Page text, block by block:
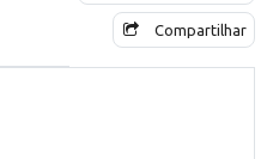
Compartilhar